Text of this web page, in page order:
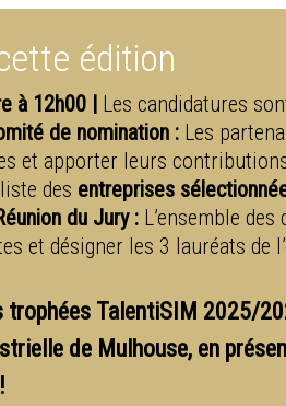
édition
à 12h00 | Les candidatures
de nomination : Les
et apporter leurs
des entreprises
du Jury : L’ensemble
et désigner les 3 lauréats de
trophées TalentiSIM 2025/
de Mulhouse, en